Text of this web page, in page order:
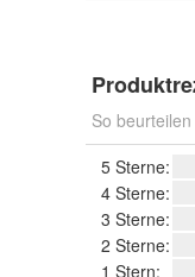
So
5 Sterne:
4 Sterne:
3 Sterne:
2 Sterne:
1 Stern: